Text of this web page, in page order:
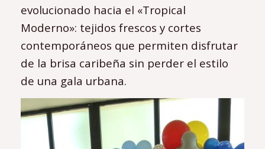
evolucionado hacia el «Tropical
Moderno»: tejidos frescos y cortes
contemporáneos que permiten disfrutar
de la brisa caribeña sin perder el estilo
de una gala urbana.